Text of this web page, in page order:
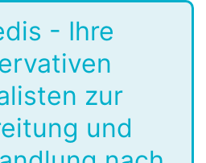
- Ihre
zur
und